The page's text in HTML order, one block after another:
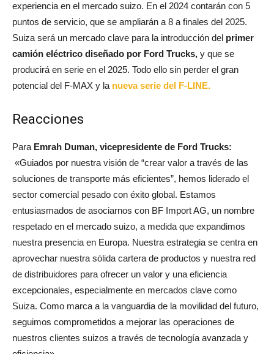
experiencia en el mercado suizo. En el 2024 contarán con 5
puntos de servicio, que se ampliarán a 8 a finales del 2025.
Suiza será un mercado clave para la introducción del primer
camión eléctrico diseñado por Ford Trucks, y que se
producirá en serie en el 2025. Todo ello sin perder el gran
potencial del F-MAX y la nueva serie del F-LINE.
Reacciones
Para Emrah Duman, vicepresidente de Ford Trucks:
«Guiados por nuestra visión de “crear valor a través de las
soluciones de transporte más eficientes”, hemos liderado el
sector comercial pesado con éxito global. Estamos
entusiasmados de asociarnos con BF Import AG, un nombre
respetado en el mercado suizo, a medida que expandimos
nuestra presencia en Europa. Nuestra estrategia se centra en
aprovechar nuestra sólida cartera de productos y nuestra red
de distribuidores para ofrecer un valor y una eficiencia
excepcionales, especialmente en mercados clave como
Suiza. Como marca a la vanguardia de la movilidad del futuro,
seguimos comprometidos a mejorar las operaciones de
nuestros clientes suizos a través de tecnología avanzada y